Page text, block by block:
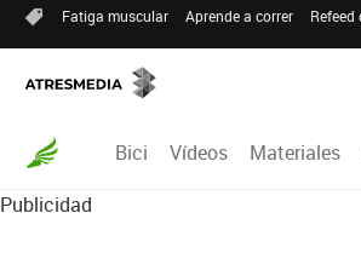
Fatiga muscular Aprende a correr Refeed
Bici Vídeos Materiales
Publicidad